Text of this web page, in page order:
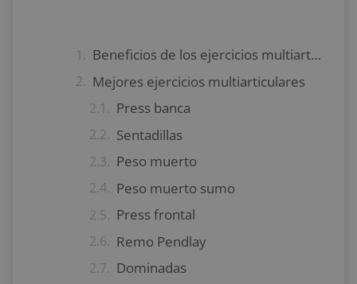
Beneficios de los ejercicios multiarticulares
Mejores ejercicios multiarticulares
Press banca
Sentadillas
Peso muerto
Peso muerto sumo
Press frontal
Remo Pendlay
Dominadas